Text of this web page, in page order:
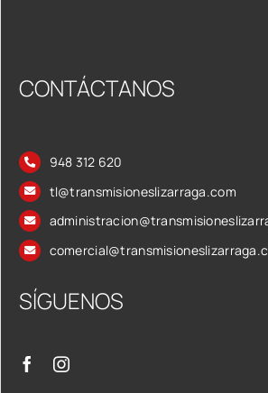
CONTÁCTANOS
948 312 620
tl@transmisioneslizarraga.com
SÍGUENOS